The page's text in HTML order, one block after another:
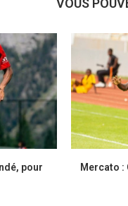
VOUS
pour
Mercato :